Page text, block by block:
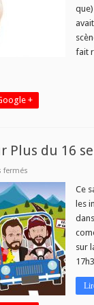
fait
+
Plus du 16
ferméssur
Tcha
Car
–
Humour
Plus
du
16
septembre
Ce
les
sur